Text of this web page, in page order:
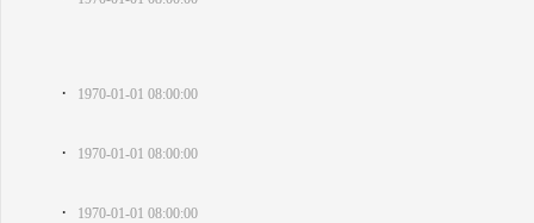
· 1970-01-01 08:00:00
· 1970-01-01 08:00:00
· 1970-01-01 08:00:00